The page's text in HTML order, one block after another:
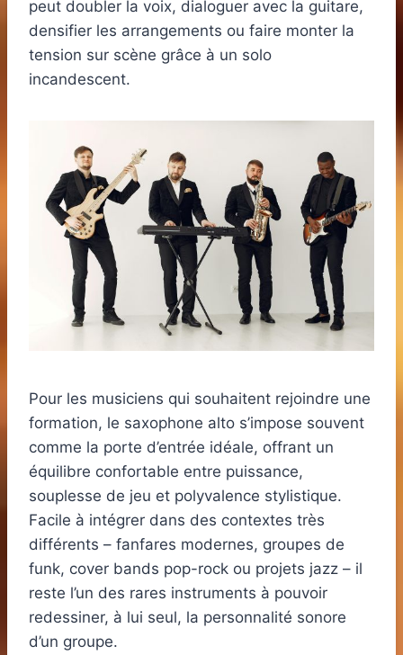
peut doubler la voix, dialoguer avec la guitare,
densifier les arrangements ou faire monter la
tension sur scène grâce à un solo
incandescent.
Pour les musiciens qui souhaitent rejoindre une
formation, le saxophone alto s’impose souvent
comme la porte d’entrée idéale, offrant un
équilibre confortable entre puissance,
souplesse de jeu et polyvalence stylistique.
Facile à intégrer dans des contextes très
différents – fanfares modernes, groupes de
funk, cover bands pop-rock ou projets jazz – il
reste l’un des rares instruments à pouvoir
redessiner, à lui seul, la personnalité sonore
d’un groupe.